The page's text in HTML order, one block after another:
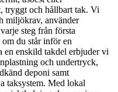
tryggt och hållbart tak. Vi
miljökrav, använder
steg från första
du står inför en
en enskild takdel erbjuder vi
och undertryck,
deponi samt
taksystem. Med lokal